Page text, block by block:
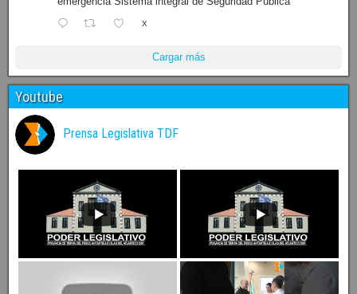
X
Cargar más
Youtube
Prensa Legislativa TDF